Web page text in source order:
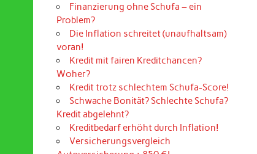
Finanzierung ohne Schufa – ein
Problem?
Die Inflation schreitet (unaufhaltsam)
voran!
Kredit mit fairen Kreditchancen?
Woher?
Kredit trotz schlechtem Schufa-Score!
Schwache Bonität? Schlechte Schufa?
Kredit abgelehnt?
Kreditbedarf erhöht durch Inflation!
Versicherungsvergleich